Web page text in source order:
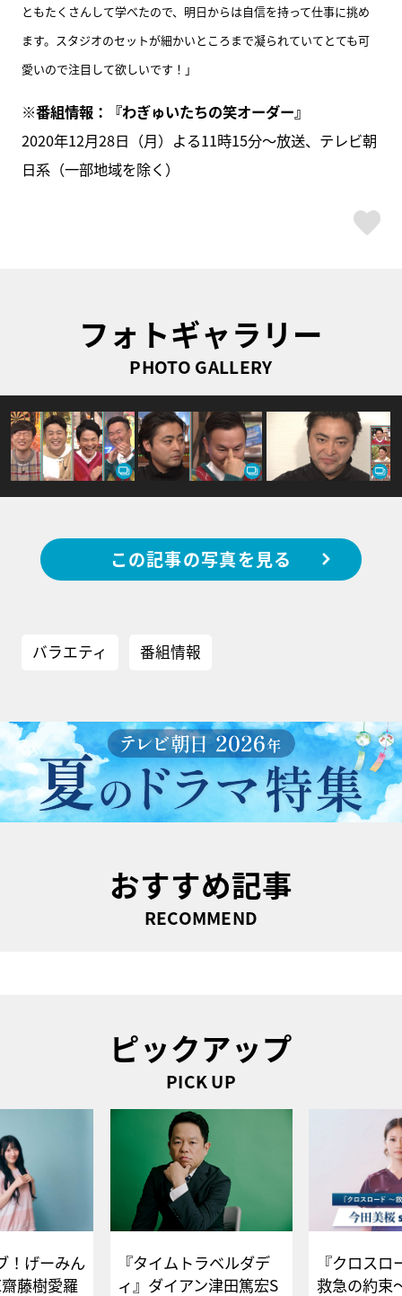
ともたくさんして学べたので、明日からは自信を持って仕事に挑め
ます。スタジオのセットが細かいところまで凝られていてとても可
愛いので注目して欲しいです！」
※番組情報：『わぎゅいたちの笑オーダー』
2020年12月28日（月）よる11時15分～放送、テレビ朝
日系（一部地域を除く）
フォトギャラリー
PHOTO GALLERY
この記事の写真を見る
バラエティ 番組情報
おすすめ記事
RECOMMEND
ピックアップ
PICK UP
！げーみん
藤樹愛羅
『タイムトラベルダデ
ィ』ダイアン津田篤宏S
『クロス
救急の約束